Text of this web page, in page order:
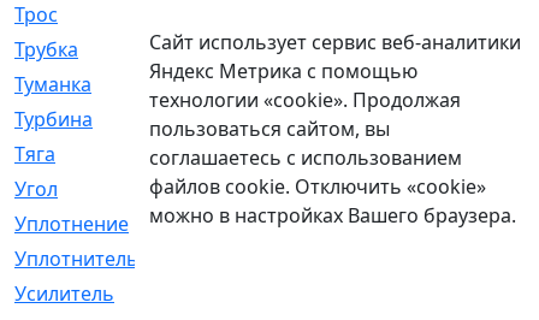
Трос
Трубка
[39]
Туманка
[77]
Турбина
[69]
Тяга
[1264]
Угол
[2]
Уплотнение
[22]
Уплотнитель
Усилитель
Сайт использует сервис веб-аналитики
Яндекс Метрика с помощью
технологии «cookie». Продолжая
пользоваться сайтом, вы
соглашаетесь с использованием
файлов cookie. Отключить «cookie»
можно в настройках Вашего браузера.